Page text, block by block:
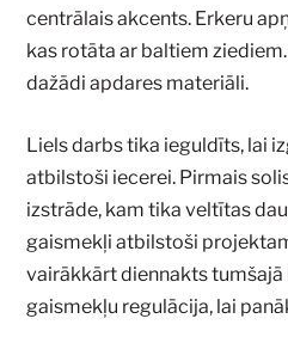
centrālais akcents. Erkeru
kas rotāta ar baltiem
dažādi apdares materiāli.
Liels darbs tika ieguldīts, lai
atbilstoši iecerei. Pirmais
izstrāde, kam tika veltītas
gaismekļi atbilstoši
vairākkārt diennakts
gaismekļu regulācija, lai